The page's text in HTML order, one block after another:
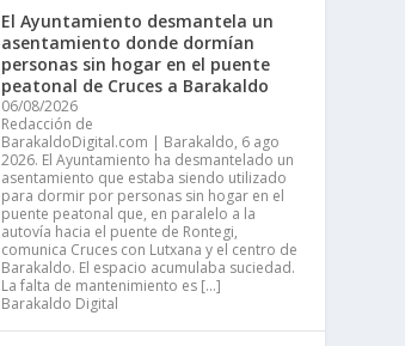
El Ayuntamiento desmantela un
asentamiento donde dormían
personas sin hogar en el puente
peatonal de Cruces a Barakaldo
06/08/2026
Redacción de
BarakaldoDigital.com | Barakaldo, 6 ago
2026. El Ayuntamiento ha desmantelado un
asentamiento que estaba siendo utilizado
para dormir por personas sin hogar en el
puente peatonal que, en paralelo a la
autovía hacia el puente de Rontegi,
comunica Cruces con Lutxana y el centro de
Barakaldo. El espacio acumulaba suciedad.
La falta de mantenimiento es […]
Barakaldo Digital